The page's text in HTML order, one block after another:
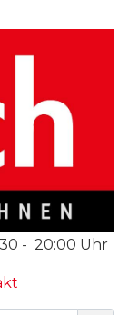
- 20:00 Uhr